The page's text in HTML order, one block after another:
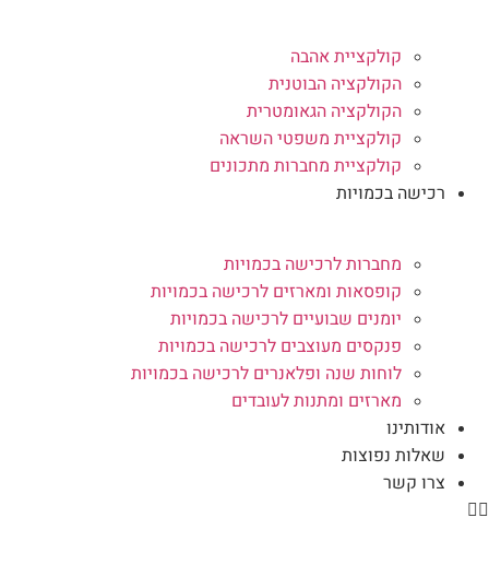
קולקציית אהבה
הקולקציה הבוטנית
הקולקציה הגאומטרית
קולקציית משפטי השראה
קולקציית מחברות מתכונים
רכישה בכמויות
מחברות לרכישה בכמויות
קופסאות ומארזים לרכישה בכמויות
יומנים שבועיים לרכישה בכמויות
פנקסים מעוצבים לרכישה בכמויות
לוחות שנה ופלאנרים לרכישה בכמויות
מארזים ומתנות לעובדים
אודותינו
שאלות נפוצות
צרו קשר